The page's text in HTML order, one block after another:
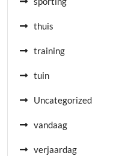
thuis
training
tuin
Uncategorized
vandaag
verjaardag